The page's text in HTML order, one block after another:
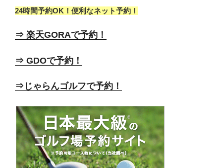
24時間予約OK！便利なネット予約！
⇒ 楽天GORAで予約！
⇒ GDOで予約！
⇒じゃらんゴルフで予約！